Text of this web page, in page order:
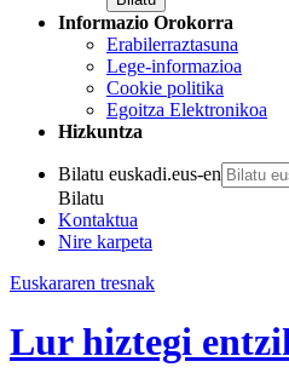
Informazio Orokorra
Erabilerraztasuna
Lege-informazioa
Cookie politika
Egoitza Elektronikoa
Hizkuntza
Bilatu euskadi.eus-en
Bilatu
Kontaktua
Nire karpeta
Euskararen tresnak
Lur hiztegi